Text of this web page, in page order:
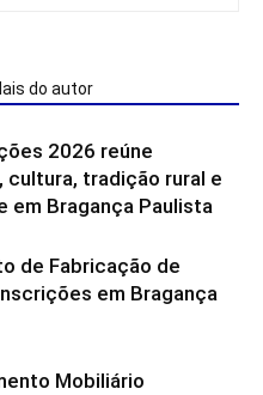
do autor
2026 reúne
cultura, tradição rural e
em Bragança Paulista
de Fabricação de
em Bragança
Mobiliário